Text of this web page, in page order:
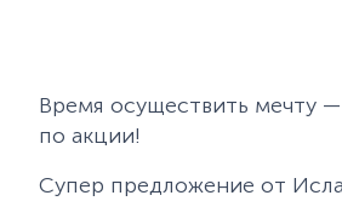
Время осуществить мечту
по акции!
Супер предложение от